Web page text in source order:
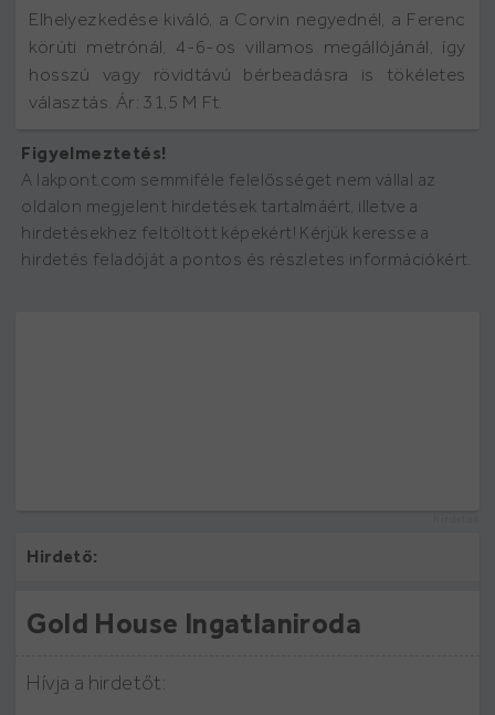
Elhelyezkedése kiváló, a Corvin negyednél, a Ferenc
körúti metrónál, 4-6-os villamos megállójánál, így
hosszú vagy rövidtávú bérbeadásra is tökéletes
választás. Ár: 31,5 M Ft.
Figyelmeztetés!
A lakpont.com semmiféle felelősséget nem vállal az
oldalon megjelent hirdetések tartalmáért, illetve a
hirdetésekhez feltöltött képekért! Kérjük keresse a
hirdetés feladóját a pontos és részletes információkért.
Hirdető:
Gold House Ingatlaniroda
Hívja a hirdetőt: